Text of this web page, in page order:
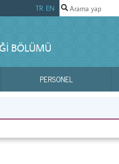
TR EN
BÖLÜMÜ
PERSONEL